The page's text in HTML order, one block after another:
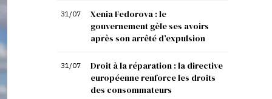
31/07
Xenia Fedorova : le
gouvernement gèle ses avoirs
après son arrêté d’expulsion
31/07
Droit à la réparation : la directive
européenne renforce les droits
des consommateurs